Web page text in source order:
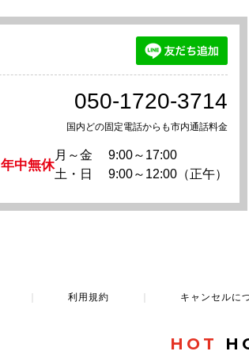
050-1720-3714
国内どの固定電話からも市内通話料金
年中無休
月～金
9:00～17:00
土・日
9:00～12:00（正午）
利用規約 キャンセルに
HOT